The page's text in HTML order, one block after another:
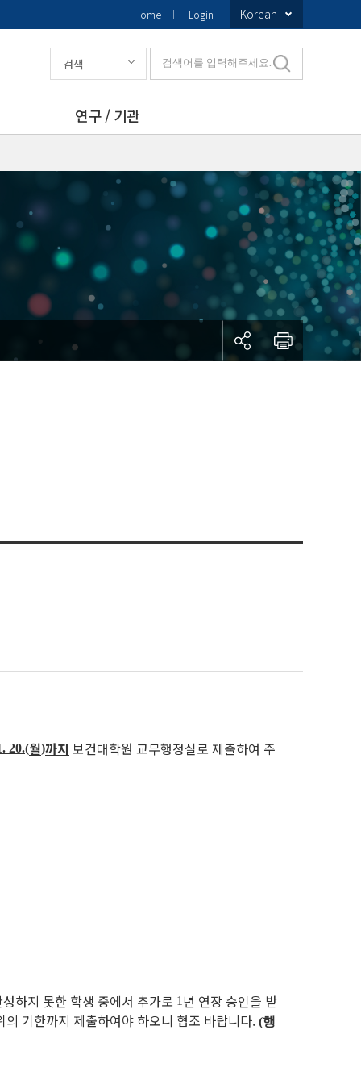
Home Login Korean
연구 / 기관
검색 검색어를 입력해주세요.
20.(월)까지 보건대학원 교무행정실로 제출하여 주
하지 못한 학생 중에서 추가로 1 년 연장 승인을 받
기한까지 제출하여야 하오니 협조 바랍니다. (행